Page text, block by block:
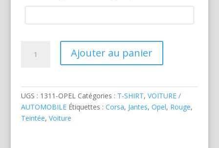
Ajouter au panier
UGS : 1311-OPEL Catégories : T-SHIRT, VOITURE /
AUTOMOBILE Étiquettes : Corsa, Jantes, Opel, Rouge,
Teintée, Voiture